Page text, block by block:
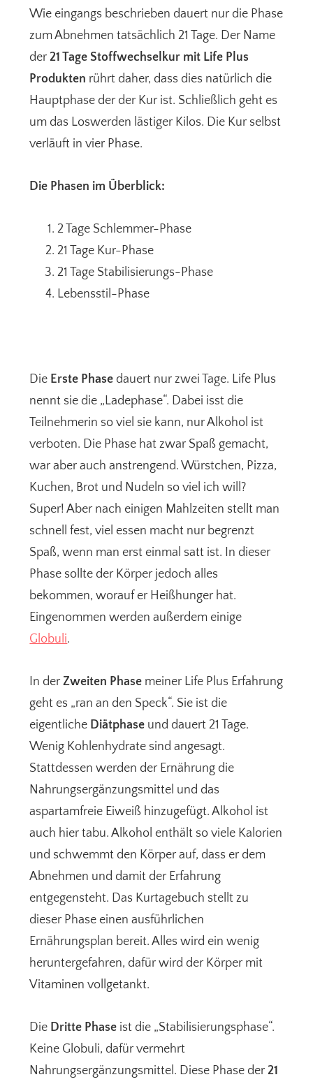
Wie eingangs beschrieben dauert nur die Phase
zum Abnehmen tatsächlich 21 Tage. Der Name
der21 Tage Stoffwechselkur mit Life Plus
Produkten rührt daher, dass dies natürlich die
Hauptphase der der Kur ist. Schließlich geht es
um das Loswerden lästiger Kilos. Die Kur selbst
verläuft in vier Phase.
Die Phasen im Überblick:
2 Tage Schlemmer-Phase
21 Tage Kur-Phase
21 Tage Stabilisierungs-Phase
Lebensstil-Phase
Die Erste Phase dauert nur zwei Tage. Life Plus
nennt sie die „Ladephase“. Dabei isst die
Teilnehmerin so viel sie kann, nur Alkohol ist
verboten. Die Phase hat zwar Spaß gemacht,
war aber auch anstrengend. Würstchen, Pizza,
Kuchen, Brot und Nudeln so viel ich will?
Super! Aber nach einigen Mahlzeiten stellt man
schnell fest, viel essen macht nur begrenzt
Spaß, wenn man erst einmal satt ist. In dieser
Phase sollte der Körper jedoch alles
bekommen, worauf er Heißhunger hat.
Eingenommen werden außerdem einige
Globuli.
In derZweiten Phase meiner Life Plus Erfahrung
geht es „ran an den Speck“. Sie ist die
eigentliche Diätphase und dauert 21 Tage.
Wenig Kohlenhydrate sind angesagt.
Stattdessen werden der Ernährung die
Nahrungsergänzungsmittel und das
aspartamfreie Eiweiß hinzugefügt. Alkohol ist
auch hier tabu. Alkohol enthält so viele Kalorien
und schwemmt den Körper auf, dass er dem
Abnehmen und damit der Erfahrung
entgegensteht. Das Kurtagebuch stellt zu
dieser Phase einen ausführlichen
Ernährungsplan bereit. Alles wird ein wenig
heruntergefahren, dafür wird der Körper mit
Vitaminen vollgetankt.
Die Dritte Phase ist die „Stabilisierungsphase“.
Keine Globuli, dafür vermehrt
Nahrungsergänzungsmittel. Diese Phase der21